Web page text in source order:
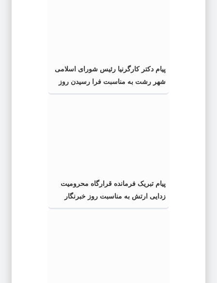
پیام دکتر کارگرنیا رئیس شورای اسلامی
شهر رشت به مناسبت فرا رسیدن روز
خبرنگار
پیام تبریک فرمانده قرارگاه محرومیت‌
زدایی ارتش به مناسبت روز خبرنگار